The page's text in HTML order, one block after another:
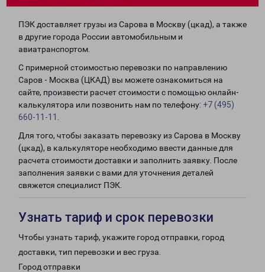
ПЭК доставляет грузы из Сарова в Москву (цкад), а также
в другие города России автомобильным и
авиатранспортом.
С примерной стоимостью перевозки по направлению
Саров - Москва (ЦКАД) вы можете ознакомиться на
сайте, произвести расчет стоимости с помощью онлайн-
калькулятора или позвонить нам по телефону: +7 (495)
660-11-11
Для того, чтобы заказать перевозку из Сарова в Москву
(цкад), в калькуляторе необходимо ввести данные для
расчета стоимости доставки и заполнить заявку. После
заполнения заявки с вами для уточнения деталей
свяжется специалист ПЭК.
Узнать тариф и срок перевозки
Чтобы узнать тариф, укажите город отправки, город
доставки, тип перевозки и вес груза.
Город отправки